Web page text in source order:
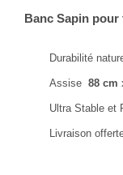
Banc Sapin
Durabilité
Assise 88 cm
Ultra Stable et
Livraison